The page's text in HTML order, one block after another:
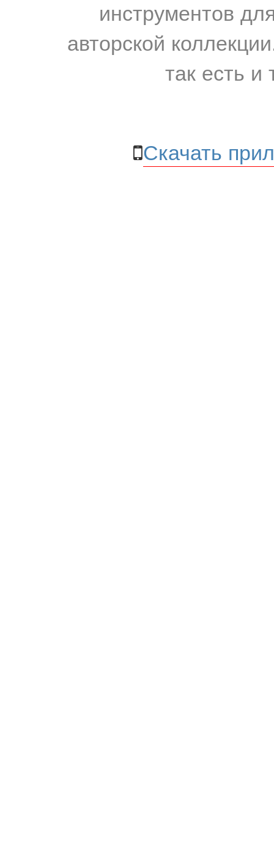
инструментов
авторской
так есть и
Скачать